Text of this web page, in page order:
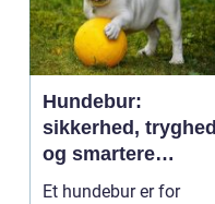
Hundebur:
sikkerhed, tryghed
og smartere
hverdag med hund
Et hundebur er for